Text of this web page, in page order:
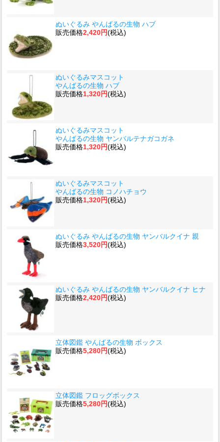
ぬいぐるみ やんばるの生物 ハブ
販売価格2,420円(税込)
ぬいぐるみマスコット
やんばるの生物 ハブ
販売価格1,320円(税込)
ぬいぐるみマスコット
やんばるの生物 ヤンバルテナガコガネ
販売価格1,320円(税込)
ぬいぐるみマスコット
やんばるの生物 コノハチョウ
販売価格1,320円(税込)
ぬいぐるみ やんばるの生物 ヤンバルクイナ 親
販売価格3,520円(税込)
ぬいぐるみ やんばるの生物 ヤンバルクイナ ヒナ
販売価格2,420円(税込)
立体図鑑 やんばるの生物 ボックス
販売価格5,280円(税込)
立体図鑑 フロッグボックス
販売価格5,280円(税込)